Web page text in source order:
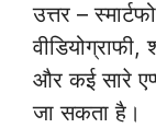
उत्तर –
और कई सारे
जा सकता है।